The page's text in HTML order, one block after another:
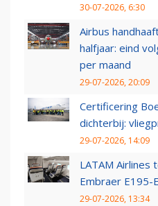
30-07-2026, 6:30
Airbus
halfjaar: eind
per maand
29-07-2026, 20:09
Certificering
dichterbij:
29-07-2026, 14:09
LATAM Airlines
Embraer E195-
29-07-2026, 13:34